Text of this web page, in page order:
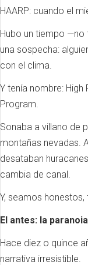
HAARP: cuando el
Hubo un tiempo —no
una sospecha:
con el clima.
Y tenía nombre:
Program.
Sonaba a villano de
montañas nevadas.
desataban
cambia de canal.
Y, seamos
El antes: la
Hace diez o quince
narrativa irresistible.